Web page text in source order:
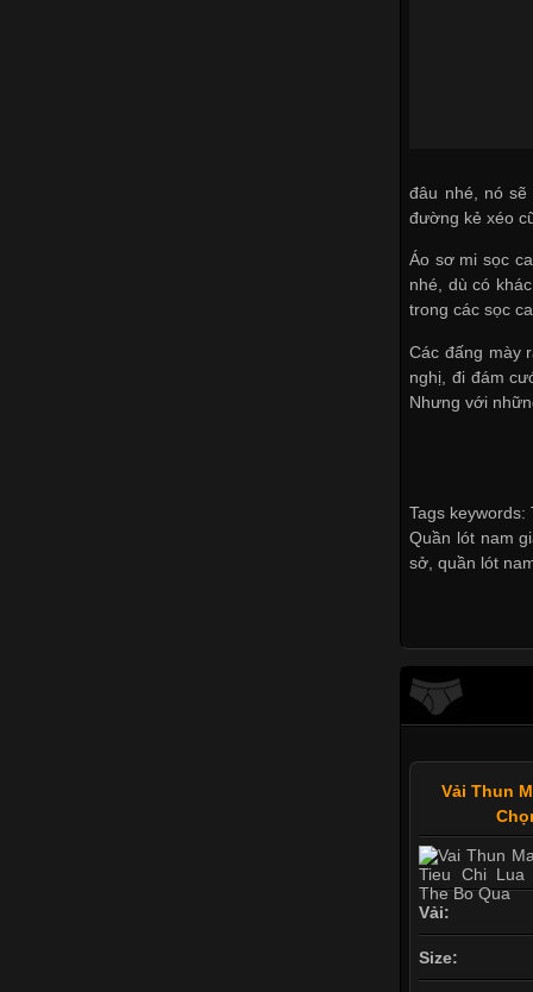
đâu nhé, nó
đường kẻ xéo
Áo sơ mi sọc
nhé, dù có
trong các sọc
Các đấng mày
nghị, đi đám
Nhưng với
Tags
Quần lót nam
sở ,quần lót
Vải Thun
Vải:
Size: